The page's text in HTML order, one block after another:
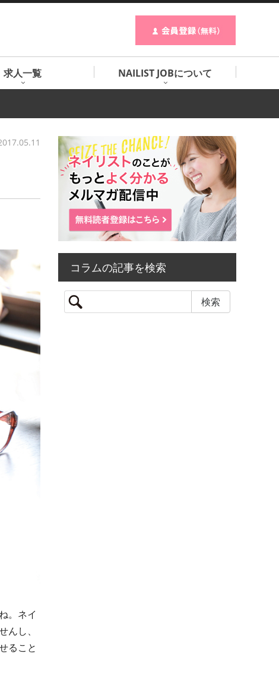
求人一覧 NAILIST JOBについて
。ネイ
し、
ること
コラムの記事を検索